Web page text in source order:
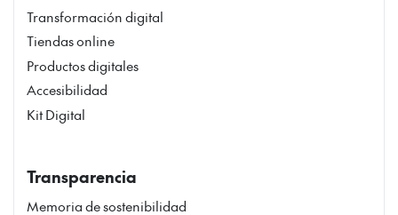
Transformación digital
Tiendas online
Productos digitales
Accesibilidad
Kit Digital
Transparencia
Memoria de sostenibilidad